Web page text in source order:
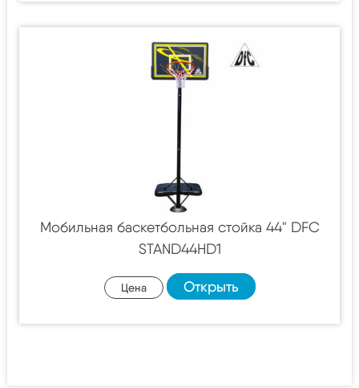
Мобильная баскетбольная стойка 44" DFC
STAND44HD1
Цена Открыть